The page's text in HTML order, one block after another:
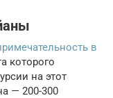
в
которого
на этот
— 200-300